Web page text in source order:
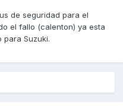
de seguridad para el
el fallo (calenton) ya esta
para Suzuki.